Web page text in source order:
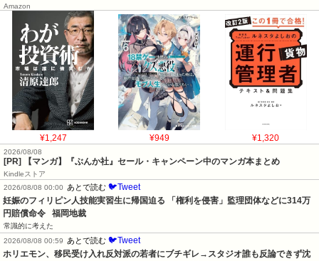
Amazon
¥1,247 ¥949 ¥1,320
2026/08/08
[PR] 【マンガ】『ぶんか社』セール・キャンペーン中のマンガ本まとめ
Kindleストア
2026/08/08 00:00
あとで読む 🐦Tweet
妊娠のフィリピン人技能実習生に帰国迫る 「権利を侵害」監理団体などに314万
円賠償命令   福岡地裁
常識的に考えた
2026/08/08 00:59
あとで読む 🐦Tweet
ホリエモン、移民受け入れ反対派の若者にブチギレ→スタジオ誰も反論できず沈